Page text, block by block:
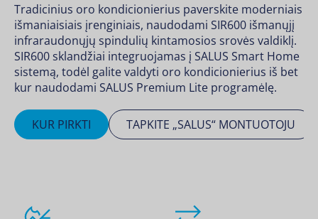
Tradicinius oro kondicionierius paverskite moderniais
išmaniaisiais įrenginiais, naudodami SIR600 išmanųjį
infraraudonųjų spindulių kintamosios srovės valdiklį.
SIR600 sklandžiai integruojamas į SALUS Smart Home
sistemą, todėl galite valdyti oro kondicionierius iš bet
kur naudodami SALUS Premium Lite programėlę.
KUR PIRKTI TAPKITE „SALUS“ MONTUOTOJU